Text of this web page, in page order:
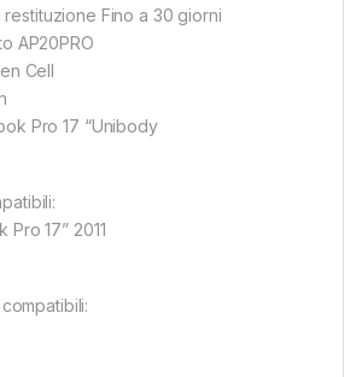
restituzione Fino a 30 giorni
AP20PRO
Cell
Pro 17 “Unibody
17” 2011